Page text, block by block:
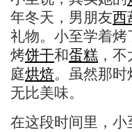
年冬天，男朋友西
礼物。小至学着烤
烤饼干和蛋糕 ，
庭烘焙。虽然那
无比美味。
在这段时间里，